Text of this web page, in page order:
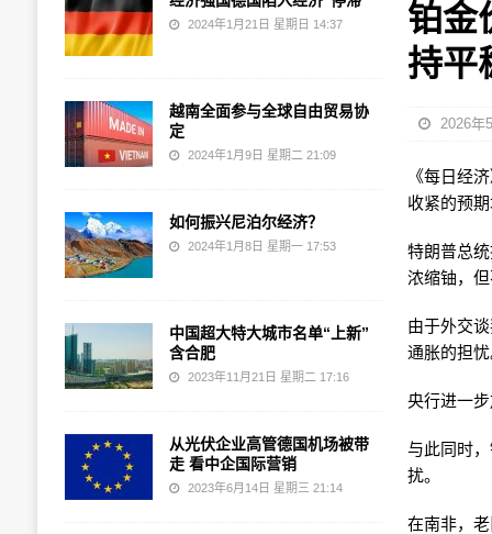
铂金
持平
2026年
《每日经
收紧的预
特朗普总
浓缩铀，
由于外交
通胀的担
央行进一
与此同时
扰。
在南非，
2024年1月21日 星期日 14:37
越南全面参与全球自由贸易协
定
2024年1月9日 星期二 21:09
如何振兴尼泊尔经济？
2024年1月8日 星期一 17:53
中国超大特大城市名单“上新”
含合肥
2023年11月21日 星期二 17:16
从光伏企业高管德国机场被带
走 看中企国际营销
2023年6月14日 星期三 21:14